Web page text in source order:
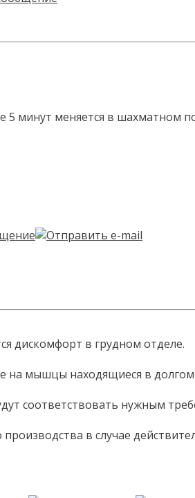
меняется в шахматном
дискомфорт в грудном отделе.
мышцы находящиеся в
соответствовать нужным
в случае